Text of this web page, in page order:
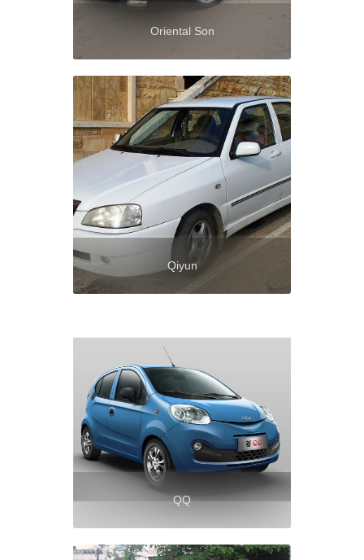
Oriental Son
Qiyun
QQ